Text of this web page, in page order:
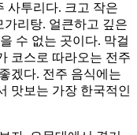
사투리다. 크고 작은
리탕. 얼큰하고 깊은
수 없는 곳이다. 막걸
코스로 따라오는 전주
겠다. 전주 음식에는
맛보는 가장 한국적인